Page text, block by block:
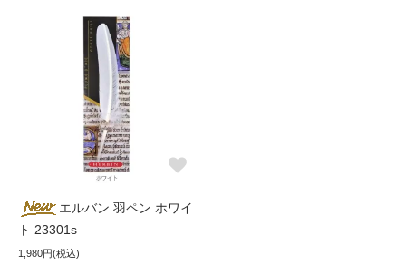
エルバン 羽ペン ホワイ
ト 23301s
1,980円(税込)